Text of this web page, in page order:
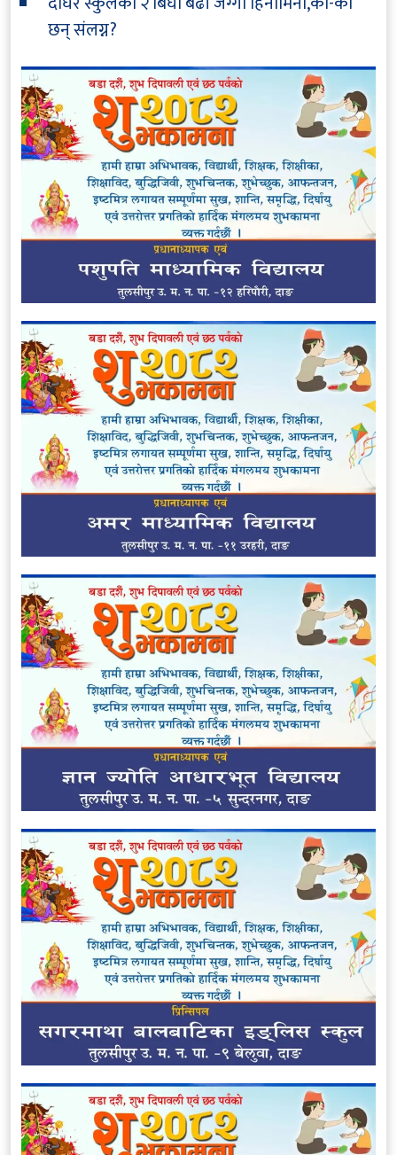
छन् संलग्न?